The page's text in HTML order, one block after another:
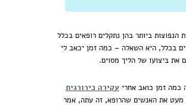
הנפוצות ביותר בהן נתקלים רופאים בכלל
בכלל, היא השאלה – כמה זמן יכאב לי
את ביצועו של הליך מסוים.
כמה זמן כואב אחרי עקירה כירורגית
מעט את האנשים שהרופא, זה עתה, אמר